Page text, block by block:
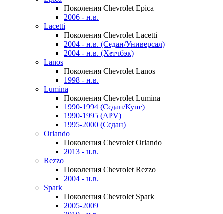
Поколения Chevrolet Epica
2006 - н.в.
Lacetti
Поколения Chevrolet Lacetti
2004 - н.в. (Седан/Универсал)
2004 - н.в. (Хетчбэк)
Lanos
Поколения Chevrolet Lanos
1998 - н.в.
Lumina
Поколения Chevrolet Lumina
1990-1994 (Седан/Купе)
1990-1995 (APV)
1995-2000 (Седан)
Orlando
Поколения Chevrolet Orlando
2013 - н.в.
Rezzo
Поколения Chevrolet Rezzo
2004 - н.в.
Spark
Поколения Chevrolet Spark
2005-2009